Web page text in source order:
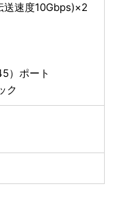
送速度10Gbps)×2
）ポート
ク